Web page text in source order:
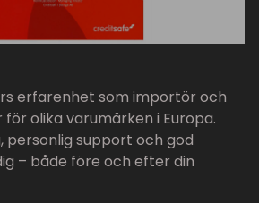
erfarenhet som importör och
olika varumärken i Europa.
personlig support och god
– både före och efter din